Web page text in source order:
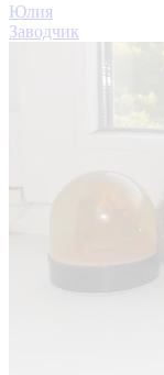
Юлия
Заводчик